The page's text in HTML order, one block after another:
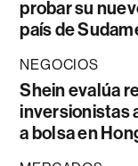
probar su
país de
NEGOCIOS
Shein evalúa
inversionistas
a bolsa en